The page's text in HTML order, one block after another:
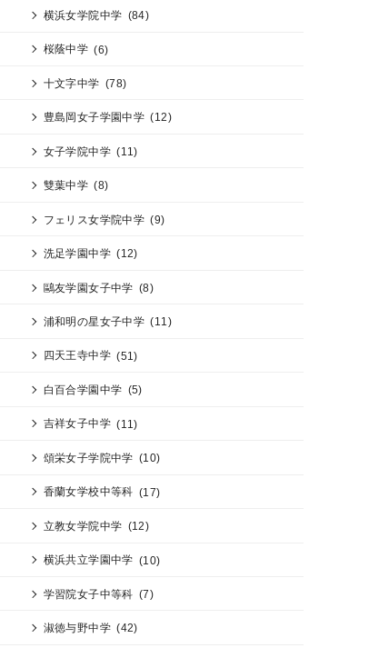
横浜女学院中学 (84)
桜蔭中学 (6)
十文字中学 (78)
豊島岡女子学園中学 (12)
女子学院中学 (11)
雙葉中学 (8)
フェリス女学院中学 (9)
洗足学園中学 (12)
鷗友学園女子中学 (8)
浦和明の星女子中学 (11)
四天王寺中学 (51)
白百合学園中学 (5)
吉祥女子中学 (11)
頌栄女子学院中学 (10)
香蘭女学校中等科 (17)
立教女学院中学 (12)
横浜共立学園中学 (10)
学習院女子中等科 (7)
淑徳与野中学 (42)